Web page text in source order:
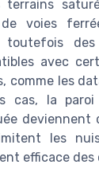
terrains
voies
toutefois
avec
comme les
cas, la
deviennent
les
efficace des